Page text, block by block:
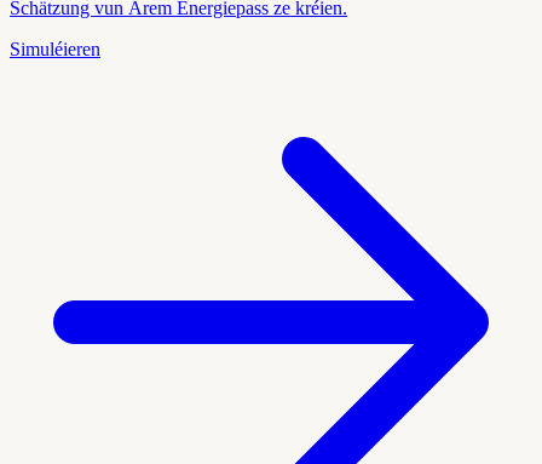
Schätzung vun Ärem Energiepass ze kréien.
Simuléieren